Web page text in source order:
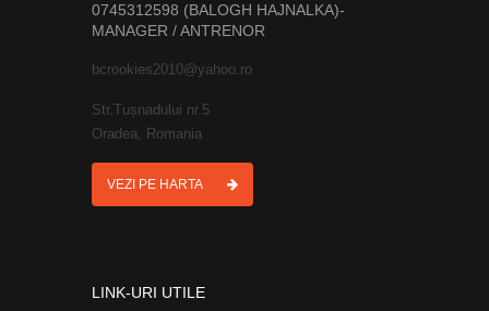
0745312598 (BALOGH HAJNALKA)-
MANAGER / ANTRENOR
bcrookies2010@yahoo.ro
Str.Tușnadului nr.5
Oradea, Romania
VEZI PE HARTA
LINK-URI UTILE